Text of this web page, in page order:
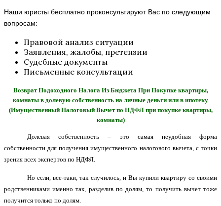
Наши юристы бесплатно проконсультируют Вас по следующим
вопросам:
Правовой анализ ситуации
Заявления, жалобы, претензии
Судебные документы
Письменные консультации
Возврат Подоходного Налога Из Бюджета При Покупке квартиры,
комнаты в долевую собственность на личные деньги или в ипотеку
(Имущественный Налоговый Вычет по НДФЛ при покупке квартиры,
комнаты)
Долевая собственность – это самая неудобная форма
собственности для получения имущественного налогового вычета, с точки
зрения всех экспертов по НДФЛ.
Но если, все-таки, так случилось, и Вы купили квартиру со своими
родственниками именно так, разделив по долям, то получить вычет тоже
получится только по долям.